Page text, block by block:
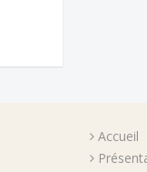
Accueil